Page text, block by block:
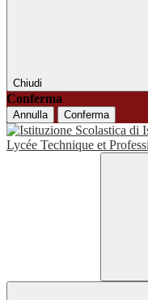
Chiudi
Conferma
Annulla Conferma